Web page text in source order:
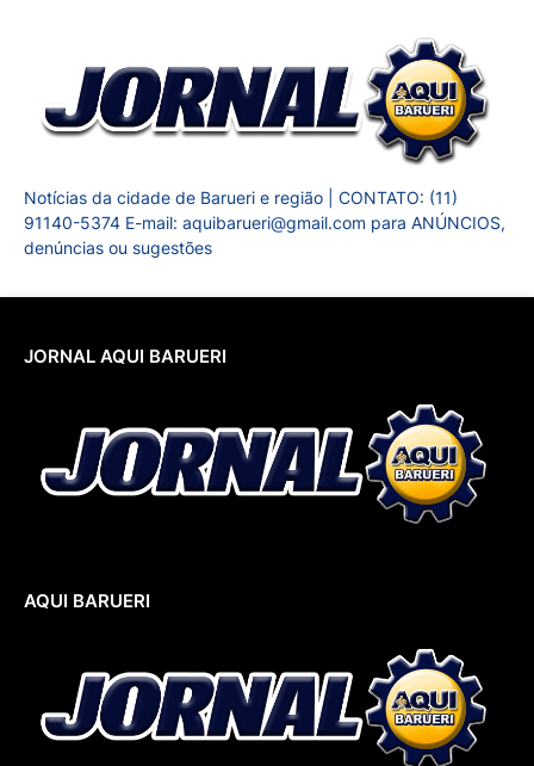
Notícias da cidade de Barueri e região | CONTATO: (11)
91140-5374 E-mail: aquibarueri@gmail.com para ANÚNCIOS,
denúncias ou sugestões
JORNAL AQUI BARUERI
AQUI BARUERI